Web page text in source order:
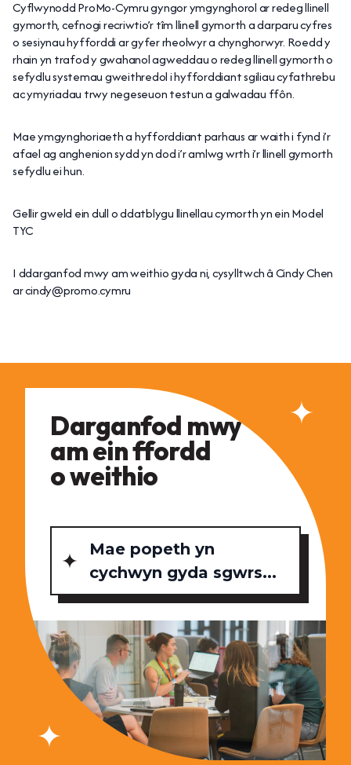
Cyflwynodd ProMo-Cymru gyngor ymgynghorol ar redeg llinell
gymorth, cefnogi recriwtio’r tîm llinell gymorth a darparu cyfres
o sesiynau hyfforddi ar gyfer rheolwyr a chynghorwyr. Roedd y
rhain yn trafod y gwahanol agweddau o redeg llinell gymorth o
sefydlu systemau gweithredol i hyfforddiant sgiliau cyfathrebu
ac ymyriadau trwy negeseuon testun a galwadau ffôn.
Mae ymgynghoriaeth a hyfforddiant parhaus ar waith i fynd i’r
afael ag anghenion sydd yn dod i’r amlwg wrth i’r llinell gymorth
sefydlu ei hun.
Gellir gweld ein dull o ddatblygu llinellau cymorth yn ein Model
TYC
I ddarganfod mwy am weithio gyda ni, cysylltwch â Cindy Chen
ar cindy@promo.cymru
Darganfod mwy
am ein ffordd
o weithio
Mae popeth yn
cychwyn gyda sgwrs...